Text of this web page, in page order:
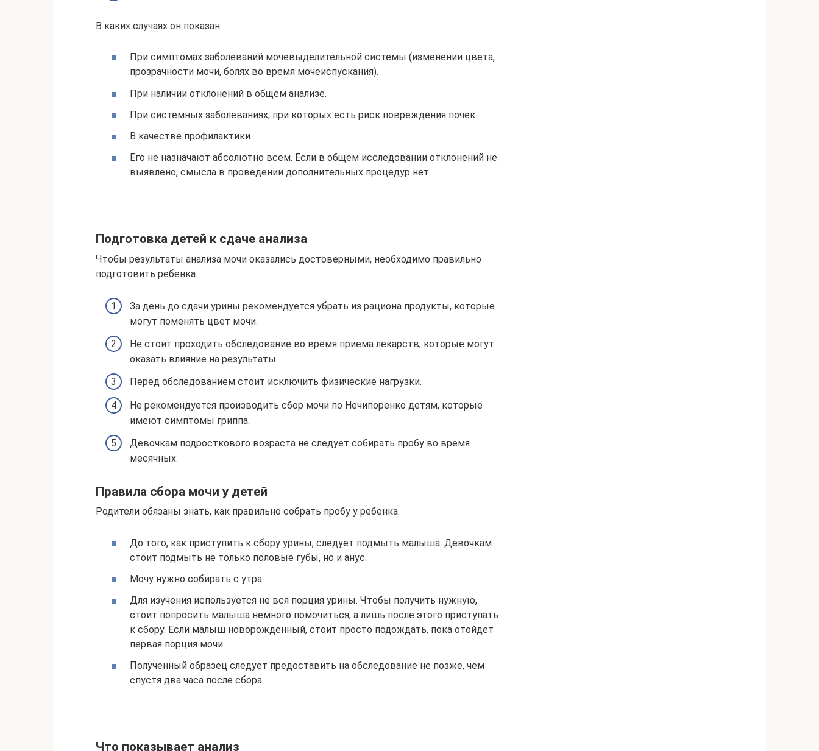
В каких случаях он показан:
При симптомах заболеваний мочевыделительной системы (изменении цвета,
прозрачности мочи, болях во время мочеиспускания).
При наличии отклонений в общем анализе.
При системных заболеваниях, при которых есть риск повреждения почек.
В качестве профилактики.
Его не назначают абсолютно всем. Если в общем исследовании отклонений не
выявлено, смысла в проведении дополнительных процедур нет.
Подготовка детей к сдаче анализа
Чтобы результаты анализа мочи оказались достоверными, необходимо правильно
подготовить ребенка.
За день до сдачи урины рекомендуется убрать из рациона продукты, которые
могут поменять цвет мочи.
Не стоит проходить обследование во время приема лекарств, которые могут
оказать влияние на результаты.
Перед обследованием стоит исключить физические нагрузки.
Не рекомендуется производить сбор мочи по Нечипоренко детям, которые
имеют симптомы гриппа.
Девочкам подросткового возраста не следует собирать пробу во время
месячных.
Правила сбора мочи у детей
Родители обязаны знать, как правильно собрать пробу у ребенка.
До того, как приступить к сбору урины, следует подмыть малыша. Девочкам
стоит подмыть не только половые губы, но и анус.
Мочу нужно собирать с утра.
Для изучения используется не вся порция урины. Чтобы получить нужную,
стоит попросить малыша немного помочиться, а лишь после этого приступать
к сбору. Если малыш новорожденный, стоит просто подождать, пока отойдет
первая порция мочи.
Полученный образец следует предоставить на обследование не позже, чем
спустя два часа после сбора.
Что показывает анализ